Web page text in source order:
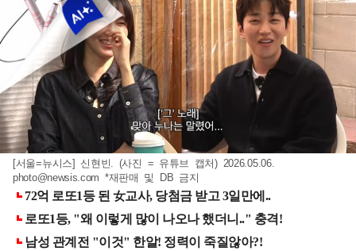
[서울=뉴시스] 신현빈. (사진 = 유튜브 캡처) 2026.05.06.
photo@newsis.com *재판매 및 DB 금지